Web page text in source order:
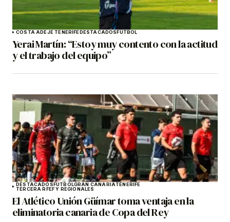
COSTA ADEJE TENERIFEDESTACADOSFÚTBOL
Yerai Martín: “Estoy muy contento con la actitud
y el trabajo del equipo”
DESTACADOSFÚTBOLGRAN CANARIATENERIFE
TERCERA RFEF Y REGIONALES
El Atlético Unión Güímar toma ventaja en la
eliminatoria canaria de Copa del Rey